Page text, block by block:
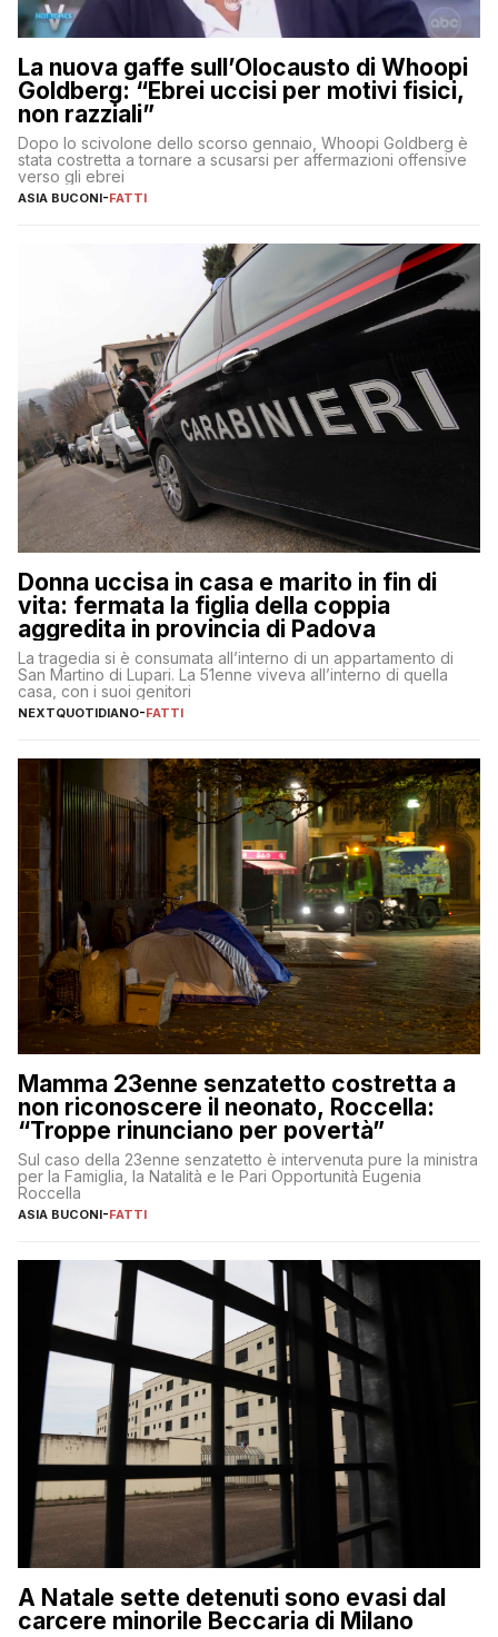
La nuova gaffe sull’Olocausto di Whoopi
Goldberg: “Ebrei uccisi per motivi fisici,
non razziali”
Dopo lo scivolone dello scorso gennaio, Whoopi Goldberg è
stata costretta a tornare a scusarsi per affermazioni offensive
verso gli ebrei
ASIA BUCONI-FATTI
Donna uccisa in casa e marito in fin di
vita: fermata la figlia della coppia
aggredita in provincia di Padova
La tragedia si è consumata all’interno di un appartamento di
San Martino di Lupari. La 51enne viveva all’interno di quella
casa, con i suoi genitori
NEXTQUOTIDIANO-FATTI
Mamma 23enne senzatetto costretta a
non riconoscere il neonato, Roccella:
“Troppe rinunciano per povertà”
Sul caso della 23enne senzatetto è intervenuta pure la ministra
per la Famiglia, la Natalità e le Pari Opportunità Eugenia
Roccella
ASIA BUCONI-FATTI
A Natale sette detenuti sono evasi dal
carcere minorile Beccaria di Milano